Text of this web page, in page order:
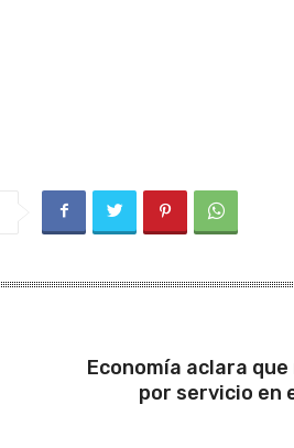
Economía aclara
por servicio en